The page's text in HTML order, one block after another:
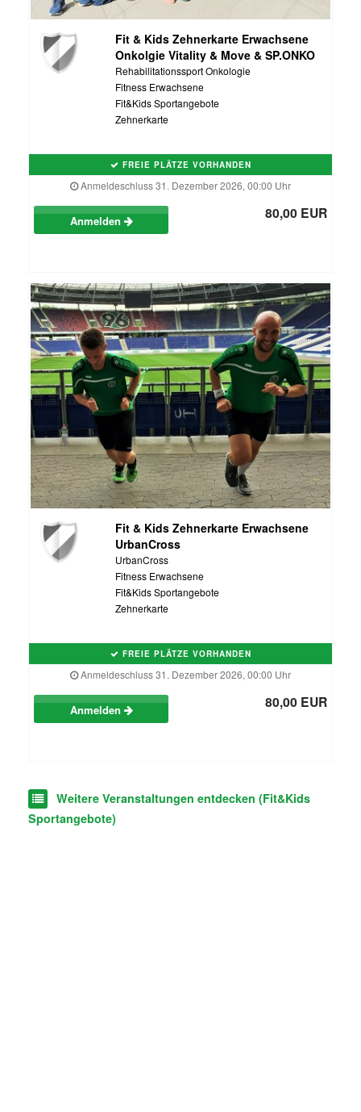
Fit & Kids Zehnerkarte Erwachsene
Onkolgie Vitality & Move & SP.ONKO
Rehabilitationssport Onkologie
Fitness Erwachsene
Fit&Kids Sportangebote
Zehnerkarte
FREIE PLÄTZE VORHANDEN
Anmeldeschluss 31. Dezember 2026, 00:00 Uhr
Anmelden 80,00 EUR
Fit & Kids Zehnerkarte Erwachsene
UrbanCross
UrbanCross
Fitness Erwachsene
Fit&Kids Sportangebote
Zehnerkarte
FREIE PLÄTZE VORHANDEN
Anmeldeschluss 31. Dezember 2026, 00:00 Uhr
Anmelden 80,00 EUR
Weitere Veranstaltungen entdecken (Fit&Kids
Sportangebote)